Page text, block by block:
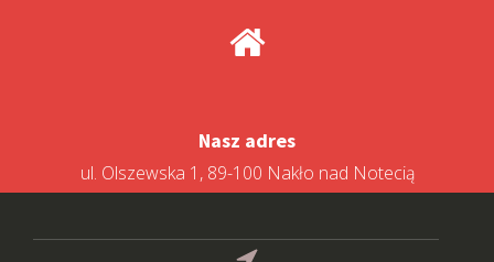
Nasz adres
ul. Olszewska 1, 89-100 Nakło nad Notecią